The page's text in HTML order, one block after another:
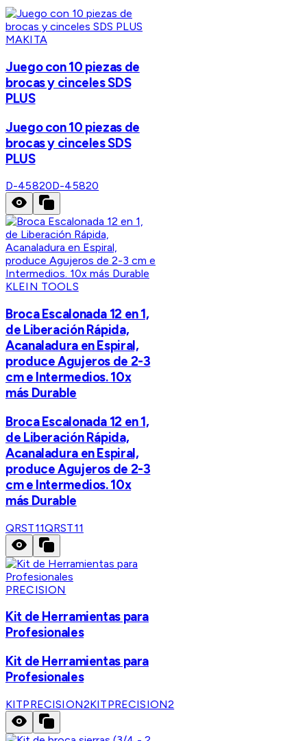
MAKITA
Juego con 10 piezas de
brocas y cinceles SDS
PLUS
Juego con 10 piezas de
brocas y cinceles SDS
PLUS
D-45820D-45820
KLEIN TOOLS
Broca Escalonada 12 en 1,
de Liberación Rápida,
Acanaladura en Espiral,
produce Agujeros de 2-3
cm e Intermedios. 10x
más Durable
Broca Escalonada 12 en 1,
de Liberación Rápida,
Acanaladura en Espiral,
produce Agujeros de 2-3
cm e Intermedios. 10x
más Durable
QRST11QRST11
PRECISION
Kit de Herramientas para
Profesionales
Kit de Herramientas para
Profesionales
KITPRECISION2KITPRECISION2